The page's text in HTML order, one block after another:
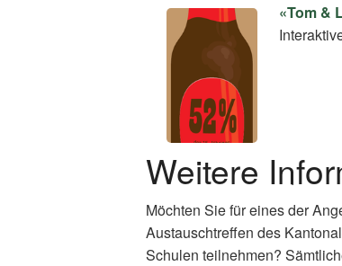
«Tom &
Weitere
Möchten Sie für eines der
Austauschtreffen des
Schulen teilnehmen?